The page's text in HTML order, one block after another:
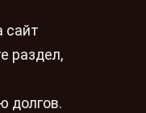
сайт
раздел,
долгов.